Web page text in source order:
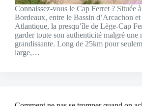
Connaissez-vous le Cap Ferret ? Située
Bordeaux, entre le Bassin d’Arcachon et
Atlantique, la presqu’île de Lège-Cap
garder toute son authenticité malgré une
grandissante. Long de 25km pour
large,…